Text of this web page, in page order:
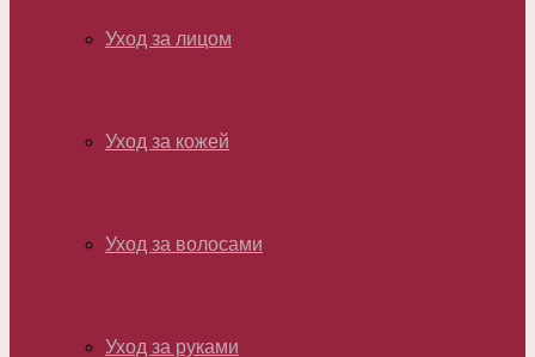
Уход за лицом
Уход за кожей
Уход за волосами
Уход за руками